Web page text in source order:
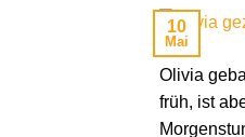
10
Mai
Olivia
früh, ist